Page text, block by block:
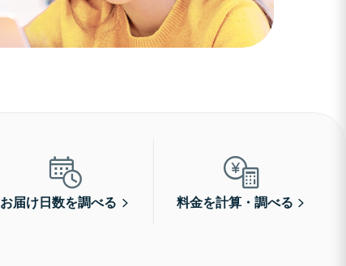
お届け日数を調べる 料金を計算・調べる